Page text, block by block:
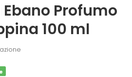
Profumo
100 ml